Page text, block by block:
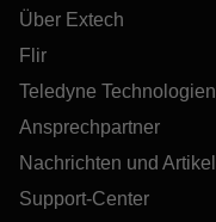
Über Extech
Flir
Teledyne Technologien
Ansprechpartner
Nachrichten und Artikel
Support-Center